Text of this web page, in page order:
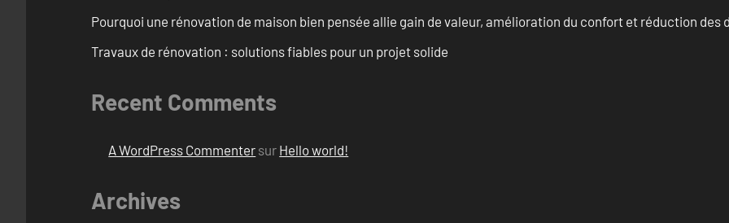
Pourquoi une rénovation de maison bien pensée allie gain de valeur, amélioration du confort et réduction des
Travaux de rénovation : solutions fiables pour un projet solide
Recent Comments
A WordPress Commenter sur Hello world!
Archives